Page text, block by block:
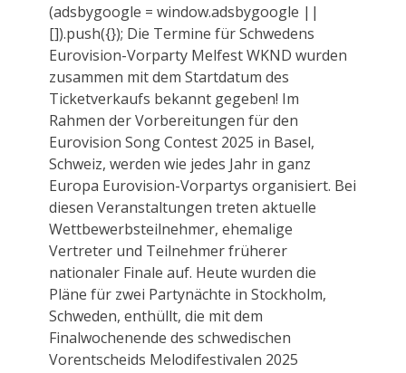
(adsbygoogle = window.adsbygoogle ||
[]).push({}); Die Termine für Schwedens
Eurovision-Vorparty Melfest WKND wurden
zusammen mit dem Startdatum des
Ticketverkaufs bekannt gegeben! Im
Rahmen der Vorbereitungen für den
Eurovision Song Contest 2025 in Basel,
Schweiz, werden wie jedes Jahr in ganz
Europa Eurovision-Vorpartys organisiert. Bei
diesen Veranstaltungen treten aktuelle
Wettbewerbsteilnehmer, ehemalige
Vertreter und Teilnehmer früherer
nationaler Finale auf. Heute wurden die
Pläne für zwei Partynächte in Stockholm,
Schweden, enthüllt, die mit dem
Finalwochenende des schwedischen
Vorentscheids Melodifestivalen 2025